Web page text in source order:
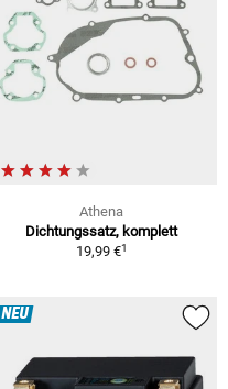
Athena
Dichtungssatz, komplett
19,99 €1
NEU